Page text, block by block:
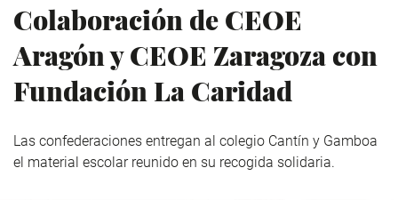
Colaboración de CEOE
Aragón y CEOE Zaragoza con
Fundación La Caridad
Las confederaciones entregan al colegio Cantín y Gamboa
el material escolar reunido en su recogida solidaria.